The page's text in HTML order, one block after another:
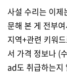
사설 수리는 이
문해 본 게 전부
지역+관련 키워
서 가격 정보나 (
ad도 취급하는지